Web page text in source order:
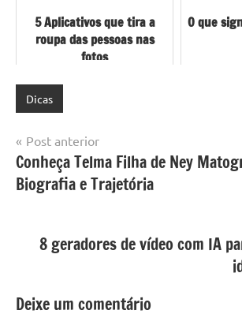
5 Aplicativos que tira a
roupa das pessoas nas
fotos
O que
Dicas
Navegação
de
Post
Post anterior
Conheça Telma Filha de Ney
Biografia e Trajetória
8 geradores de vídeo com IA
Deixe um comentário